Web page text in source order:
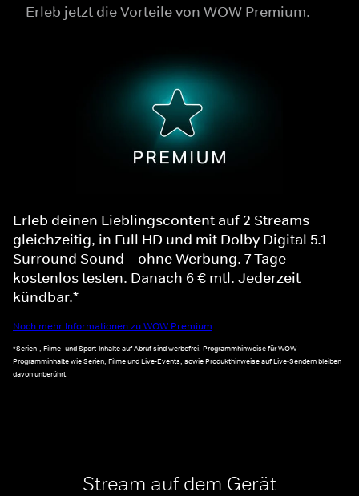
Erleb jetzt die Vorteile von WOW Premium.
Erleb deinen Lieblingscontent auf 2 Streams
gleichzeitig, in Full HD und mit Dolby Digital 5.1
Surround Sound – ohne Werbung. 7 Tage
kostenlos testen. Danach 6 € mtl. Jederzeit
kündbar.*
Noch mehr Informationen zu WOW Premium
*Serien-, Filme- und Sport-Inhalte auf Abruf sind werbefrei. Programmhinweise für WOW
Programminhalte wie Serien, Filme und Live-Events, sowie Produkthinweise auf Live-Sendern bleiben
davon unberührt.
Stream auf dem Gerät